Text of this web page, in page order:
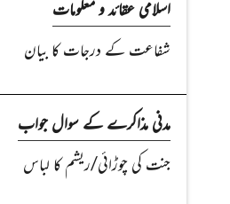
اسلامی عقائد و معلومات
شفاعت کے درجات کا بیان
مدنی مذاکرے کے سوال جواب
جنت کی چوڑائی/ریشم کا لباس